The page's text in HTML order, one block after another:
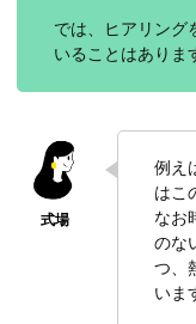
では、ヒアリング
いることはありま
例え
はこ
なお
のな
つ、
いま